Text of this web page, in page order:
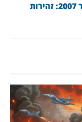
מדד האיומים הבטחוניים, דצמבר 2007: זהירות